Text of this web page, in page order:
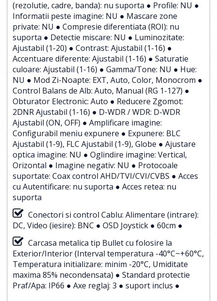
(rezolutie, cadre, banda): nu suporta ● Profile: NU ●
Informatii peste imagine: NU ● Mascare zone
private: NU ● Compresie diferentiata (ROI): nu
suporta ● Detectie miscare: NU ● Luminozitate:
Ajustabil (1-20) ● Contrast: Ajustabil (1-16) ●
Accentuare diferente: Ajustabil (1-16) ● Saturatie
culoare: Ajustabil (1-16) ● Gamma/Tone: NU ● Hue:
NU ● Mod Zi-Noapte: EXT, Auto, Color, Monocrom ●
Control Balans de Alb: Auto, Manual (RG 1-127) ●
Obturator Electronic: Auto ● Reducere Zgomot:
2DNR Ajustabil (1-16) ● D-WDR / WDR: D-WDR
Ajustabil (ON, OFF) ● Amplificare imagine:
Configurabil meniu expunere ● Expunere: BLC
Ajustabil (1-9), FLC Ajustabil (1-9), Globe ● Ajustare
optica imagine: NU ● Oglindire imagine: Vertical,
Orizontal ● Imagine negativ: NU ● Protocoale
suportate: Coax control AHD/TVI/CVI/CVBS ● Acces
cu Autentificare: nu suporta ● Acces retea: nu
suporta
Conectori si control Cablu: Alimentare (intrare):
DC, Video (iesire): BNC ● OSD Joystick ● 60cm ●
Carcasa metalica tip Bullet cu folosire la
Exterior/Interior (Interval temperatura -40°C~+60°C,
Temperatura initializare: minim -20°C, Umiditate
maxima 85% necondensata) ● Standard protectie
Praf/Apa: IP66 ● Axe reglaj: 3 ● suport inclus ●